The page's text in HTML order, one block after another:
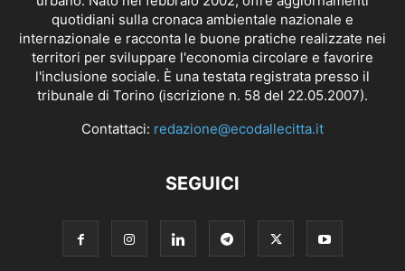
quotidiani sulla cronaca ambientale nazionale e
internazionale e racconta le buone pratiche realizzate nei
territori per sviluppare l'economia circolare e favorire
l'inclusione sociale. È una testata registrata presso il
tribunale di Torino (iscrizione n. 58 del 22.05.2007).
Contattaci: redazione@ecodallecitta.it
SEGUICI